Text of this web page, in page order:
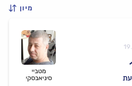
מיון
מטביי
סיניאבסקי